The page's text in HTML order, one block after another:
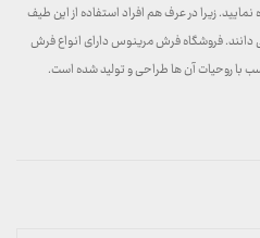
زیرا در عرف هم افراد استفاده از این طیف
دانند. فروشگاه فرش مرینوس دارای انواع فرش
با روحیات آن ها طراحی و تولید شده است.